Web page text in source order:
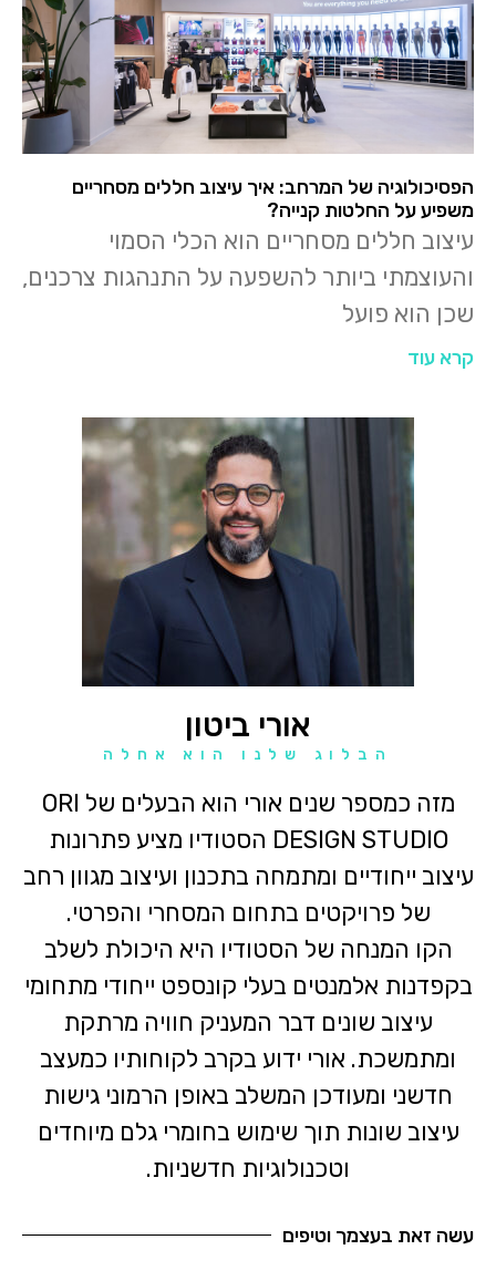
אורי ביטון
הבלוג שלנו הוא אחלה
מזה כמספר שנים אורי הוא הבעלים של ORI
DESIGN STUDIO הסטודיו מציע פתרונות
עיצוב ייחודיים ומתמחה בתכנון ועיצוב מגוון רחב
של פרויקטים בתחום המסחרי והפרטי.
הקו המנחה של הסטודיו היא היכולת לשלב
בקפדנות אלמנטים בעלי קונספט ייחודי מתחומי
עיצוב שונים דבר המעניק חוויה מרתקת
ומתמשכת. אורי ידוע בקרב לקוחותיו כמעצב
חדשני ומעודכן המשלב באופן הרמוני גישות
עיצוב שונות תוך שימוש בחומרי גלם מיוחדים
וטכנולוגיות חדשניות.
עשה זאת בעצמך וטיפים
הפסיכולוגיה של המרחב: איך עיצוב חללים מסחריים
משפיע על החלטות קנייה?
עיצוב חללים מסחריים הוא הכלי הסמוי
והעוצמתי ביותר להשפעה על התנהגות צרכנים,
שכן הוא פועל
קרא עוד